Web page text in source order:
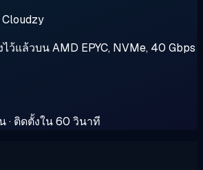
ว้แล้วบน AMD EPYC, NVMe, 40 Gbps
· ติดตั้งใน 60 วินาที